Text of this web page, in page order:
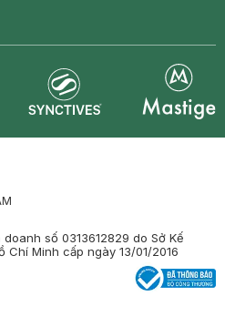
số 0313612829 do Sở Kế
Minh cấp ngày 13/01/2016